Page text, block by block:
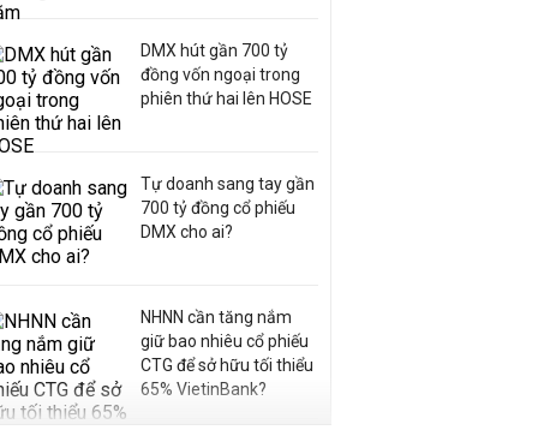
DMX hút gần 700 tỷ
đồng vốn ngoại trong
phiên thứ hai lên HOSE
Tự doanh sang tay gần
700 tỷ đồng cổ phiếu
DMX cho ai?
NHNN cần tăng nắm
giữ bao nhiêu cổ phiếu
CTG để sở hữu tối thiểu
65% VietinBank?